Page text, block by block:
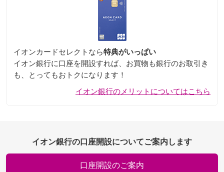
イオンカードセレクトなら特典がいっぱい
イオン銀行に口座を開設すれば、お買物も銀行のお取引き
も、とってもおトクになります！
イオン銀行のメリットについてはこちら
イオン銀行の口座開設についてご案内します
口座開設のご案内